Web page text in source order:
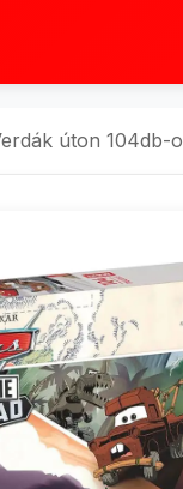
úton 104db-